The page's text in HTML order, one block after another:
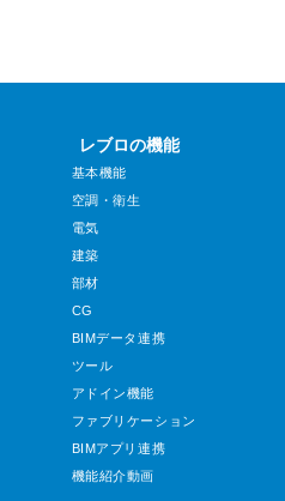
レブロの機能
基本機能
空調・衛生
電気
建築
部材
CG
BIMデータ連携
ツール
アドイン機能
ファブリケーション
BIMアプリ連携
機能紹介動画